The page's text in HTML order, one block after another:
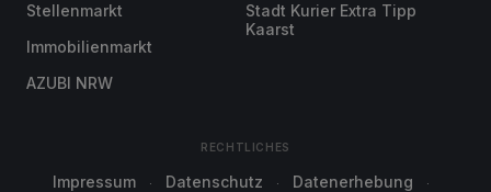
Stellenmarkt
Immobilienmarkt
AZUBI NRW
Stadt Kurier Extra Tipp
Kaarst
RECHTLICHES
Impressum Datenschutz
Datenerhebung